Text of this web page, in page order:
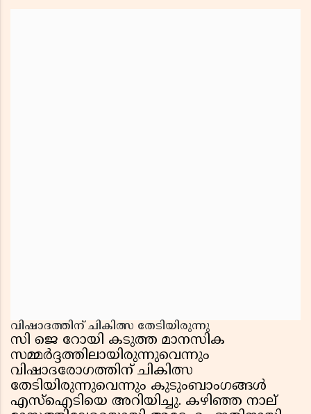
വിഷാദത്തിന് ചികിത്സ തേടിയിരുന്നു
സി ജെ റോയി കടുത്ത മാനസിക
സമ്മർദ്ദത്തിലായിരുന്നുവെന്നും
വിഷാദരോഗത്തിന് ചികിത്സ
തേടിയിരുന്നുവെന്നും കുടുംബാംഗങ്ങൾ
എസ്ഐടിയെ അറിയിച്ചു. കഴിഞ്ഞ നാല്